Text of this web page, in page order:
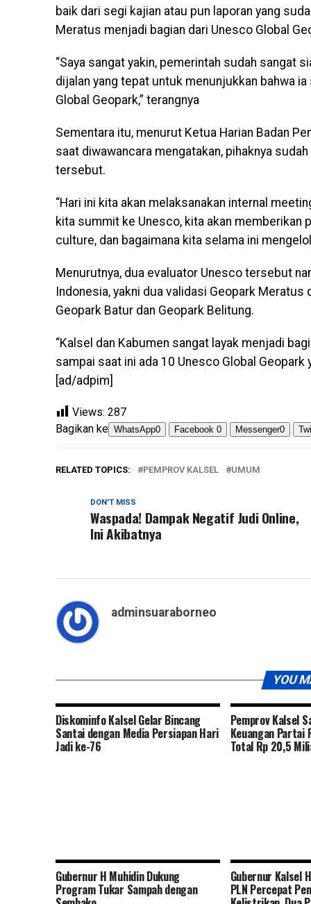
baik dari segi kajian atau pun laporan yang
Meratus menjadi bagian dari Unesco Global
“Saya sangat yakin, pemerintah sudah sangat
dijalan yang tepat untuk menunjukkan bahwa
Global Geopark,” terangnya
Sementara itu, menurut Ketua Harian Badan
saat diwawancara mengatakan, pihaknya
tersebut.
“Hari ini kita akan melaksanakan internal
kita summit ke Unesco, kita akan memberikan
culture, dan bagaimana kita selama ini
Menurutnya, dua evaluator Unesco tersebut
Indonesia, yakni dua validasi Geopark
Geopark Batur dan Geopark Belitung.
“Kalsel dan Kabumen sangat layak menjadi
sampai saat ini ada 10 Unesco Global Geopark
[ad/adpim]
Views: 287
Bagikan ke WhatsApp0 Facebook 0 Messenger0
RELATED TOPICS: PEMPROV KALSEL UMUM
DON'T MISS
Waspada! Dampak Negatif Judi Online,
Ini Akibatnya
adminsuaraborneo
YOU
Diskominfo Kalsel Gelar Bincang
Santai dengan Media Persiapan Hari
Jadi ke-76
Pemprov Kalsel
Keuangan Partai
Total Rp 20,5
Gubernur H Muhidin Dukung
Program Tukar Sampah dengan
Gubernur Kalsel
PLN Percepat